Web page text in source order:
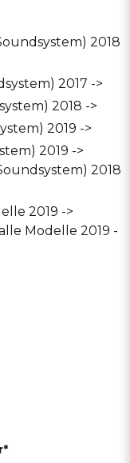
2018
2017 ->
2018 ->
2019 ->
2019 ->
2018
2019 ->
Modelle 2019 -